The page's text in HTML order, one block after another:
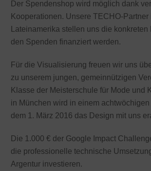
Der Spendenshop wird möglich dank
Kooperationen. Unsere TECHO-Partner
Lateinamerika stellen uns die
den Spenden finanziert werden.
Für die Visualisierung freuen wir uns
zu unserem jungen, gemeinnützigen
Klasse der Meisterschule für Mode und
in München wird in einem
dem 1. März 2016 das Design mit uns
Die 1.000 € der Google Impact
die professionelle technische
Argentur investieren.